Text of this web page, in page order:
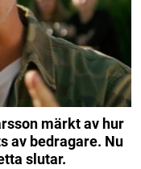
märkt av hur
av bedragare. Nu
slutar.